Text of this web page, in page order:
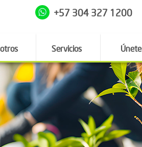
+57 304 327 1200
Servicios Únete